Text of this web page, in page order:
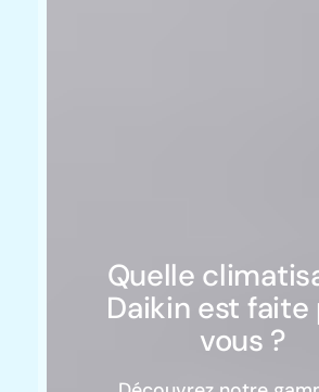
Quelle
Daikin est faite
vous ?